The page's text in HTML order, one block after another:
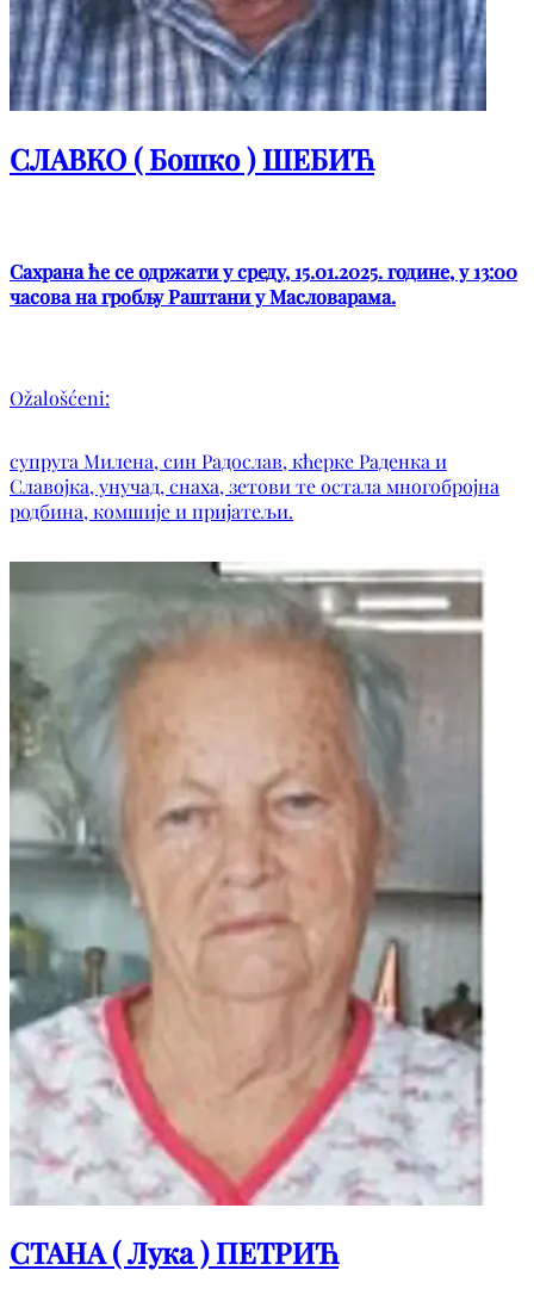
СЛАВКО ( Бошко ) ШЕБИЋ
Сахрана ће се одржати у среду, 15.01.2025. године, у 13:00
часова на гробљу Раштани у Масловарама.
Ožalošćeni:
супруга Милена, син Радослав, кћерке Раденка и
Славојка, унучад, снаха, зетови те остала многобројна
родбина, комшије и пријатељи.
СТАНА ( Лука ) ПЕТРИЋ